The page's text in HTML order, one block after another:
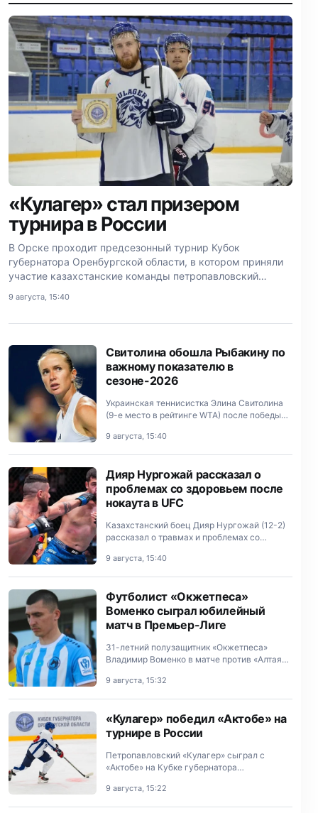
«Кулагер» стал призером
турнира в России
В Орске проходит предсезонный турнир Кубок
губернатора Оренбургской области, в котором приняли
участие казахстанские команды петропавловский
9 августа, 15:40
Свитолина обошла Рыбакину по
важному показателю в
сезоне-2026
Украинская теннисистка Элина Свитолина
(9-е место в рейтинге WTA) после победы
е место) вышла в лидеры сезона-2026 по
9 августа, 15:40
Дияр Нургожай рассказал о
проблемах со здоровьем после
нокаута в UFC
Казахстанский боец Дияр Нургожай (12-2)
рассказал о травмах и проблемах со
UFC.
9 августа, 15:40
Футболист «Окжетпеса»
Воменко сыграл юбилейный
матч в Премьер-Лиге
31-летний полузащитник «Окжетпеса»
Владимир Воменко в матче против «Алтая»
Премьер-Лиге.
9 августа, 15:32
«Кулагер» победил «Актобе» на
турнире в России
Петропавловский «Кулагер» сыграл с
«Актобе» на Кубке губернатора
счетом 4:1.
9 августа, 15:22